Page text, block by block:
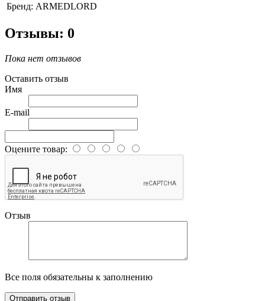
Бренд: ARMEDLORD
Отзывы: 0
Пока нет отзывов
Оставить отзыв
Имя
E-mail
Оцените товар:
Отзыв
Все поля обязательны к заполнению